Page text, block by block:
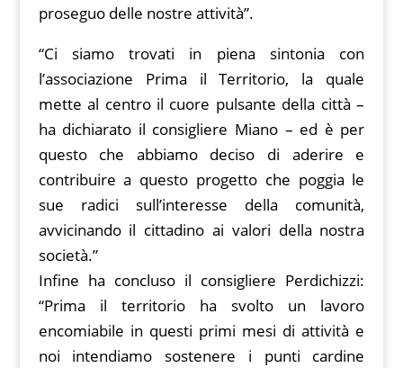
proseguo delle nostre attività”.
“Ci siamo trovati in piena sintonia con
l’associazione Prima il Territorio, la quale
mette al centro il cuore pulsante della città –
ha dichiarato il consigliere Miano – ed è per
questo che abbiamo deciso di aderire e
contribuire a questo progetto che poggia le
sue radici sull’interesse della comunità,
avvicinando il cittadino ai valori della nostra
società.”
Infine ha concluso il consigliere Perdichizzi:
“Prima il territorio ha svolto un lavoro
encomiabile in questi primi mesi di attività e
noi intendiamo sostenere i punti cardine